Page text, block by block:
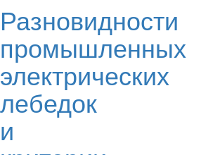
Разновидности
промышленных
электрических
лебедок
и